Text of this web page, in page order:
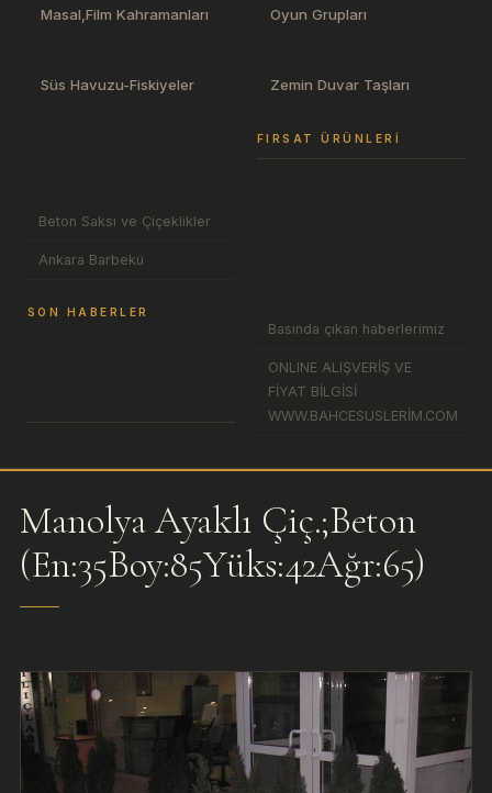
Masal,Film Kahramanları Oyun Grupları
Süs Havuzu-Fiskiyeler Zemin Duvar Taşları
FIRSAT ÜRÜNLERI
Beton Saksı ve Çiçeklikler
Ankara Barbekü
SON HABERLER
Basında çıkan haberlerimiz
ONLINE ALIŞVERİŞ VE
FİYAT BİLGİSİ
WWW.BAHCESUSLERİM.COM
Manolya Ayaklı Çiç.;Beton
(En:35Boy:85Yüks:42Ağr:65)